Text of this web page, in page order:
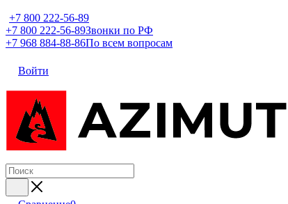
+7 800 222-56-89
+7 800 222-56-89Звонки по РФ
+7 968 884-88-86По всем вопросам
Войти